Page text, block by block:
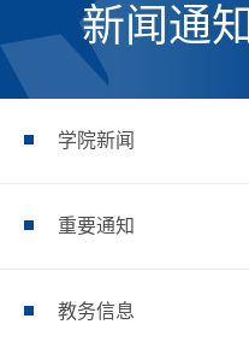
新闻通知
学院新闻
重要通知
教务信息